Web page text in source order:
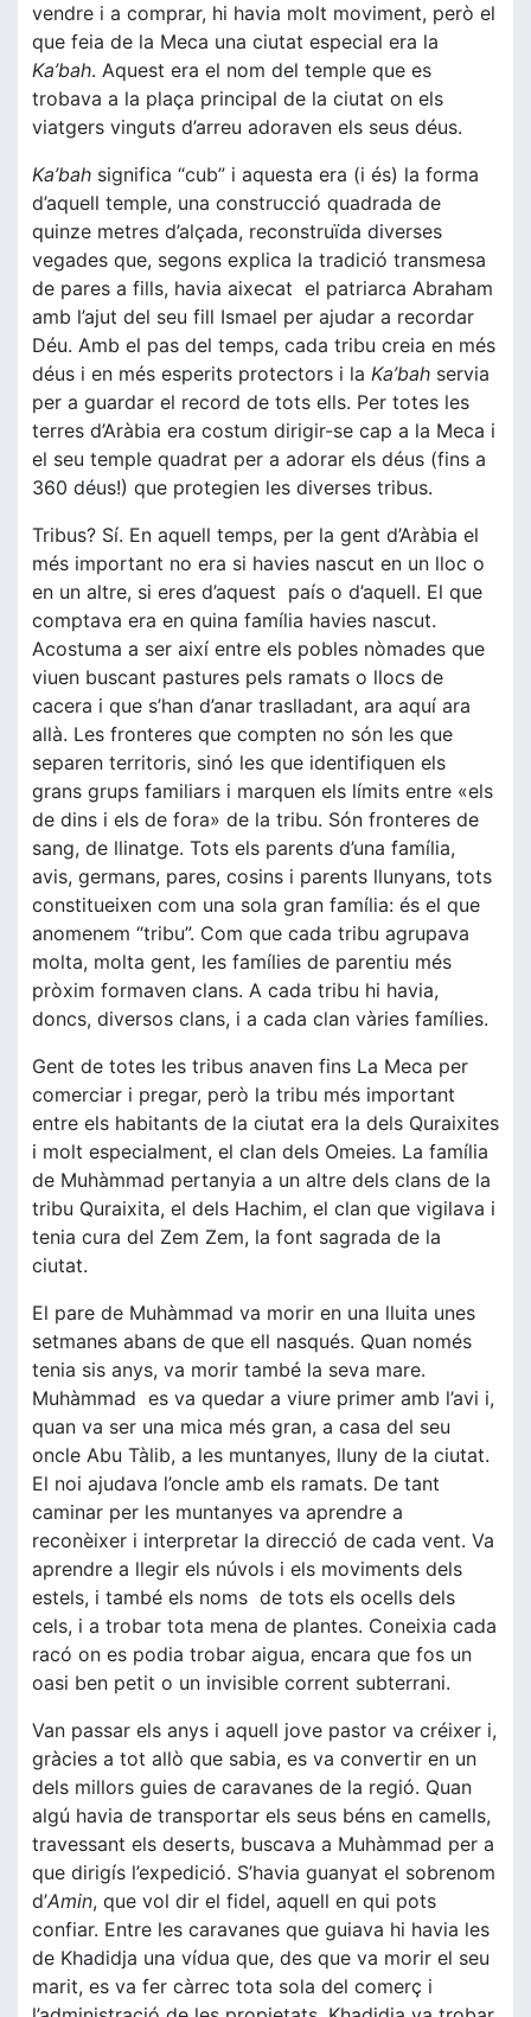
vendre i a comprar, hi havia molt moviment, però el
que feia de la Meca una ciutat especial era la
Ka’bah. Aquest era el nom del temple que es
trobava a la plaça principal de la ciutat on els
viatgers vinguts d’arreu adoraven els seus déus.
Ka’bah significa “cub” i aquesta era (i és) la forma
d’aquell temple, una construcció quadrada de
quinze metres d’alçada, reconstruïda diverses
vegades que, segons explica la tradició transmesa
de pares a fills, havia aixecat el patriarca Abraham
amb l’ajut del seu fill Ismael per ajudar a recordar
Déu. Amb el pas del temps, cada tribu creia en més
déus i en més esperits protectors i la Ka’bah servia
per a guardar el record de tots ells. Per totes les
terres d’Aràbia era costum dirigir-se cap a la Meca i
el seu temple quadrat per a adorar els déus (fins a
360 déus!) que protegien les diverses tribus.
Tribus? Sí. En aquell temps, per la gent d’Aràbia el
més important no era si havies nascut en un lloc o
en un altre, si eres d’aquest país o d’aquell. El que
comptava era en quina família havies nascut.
Acostuma a ser així entre els pobles nòmades que
viuen buscant pastures pels ramats o llocs de
cacera i que s’han d’anar traslladant, ara aquí ara
allà. Les fronteres que compten no són les que
separen territoris, sinó les que identifiquen els
grans grups familiars i marquen els límits entre «els
de dins i els de fora» de la tribu. Són fronteres de
sang, de llinatge. Tots els parents d’una família,
avis, germans, pares, cosins i parents llunyans, tots
constitueixen com una sola gran família: és el que
anomenem “tribu”. Com que cada tribu agrupava
molta, molta gent, les famílies de parentiu més
pròxim formaven clans. A cada tribu hi havia,
doncs, diversos clans, i a cada clan vàries famílies.
Gent de totes les tribus anaven fins La Meca per
comerciar i pregar, però la tribu més important
entre els habitants de la ciutat era la dels Quraixites
i molt especialment, el clan dels Omeies. La família
de Muhàmmad pertanyia a un altre dels clans de la
tribu Quraixita, el dels Hachim, el clan que vigilava i
tenia cura del Zem Zem, la font sagrada de la
ciutat.
El pare de Muhàmmad va morir en una lluita unes
setmanes abans de que ell nasqués. Quan només
tenia sis anys, va morir també la seva mare.
Muhàmmad es va quedar a viure primer amb l’avi i,
quan va ser una mica més gran, a casa del seu
oncle Abu Tàlib, a les muntanyes, lluny de la ciutat.
El noi ajudava l’oncle amb els ramats. De tant
caminar per les muntanyes va aprendre a
reconèixer i interpretar la direcció de cada vent. Va
aprendre a llegir els núvols i els moviments dels
estels, i també els noms de tots els ocells dels
cels, i a trobar tota mena de plantes. Coneixia cada
racó on es podia trobar aigua, encara que fos un
oasi ben petit o un invisible corrent subterrani.
Van passar els anys i aquell jove pastor va créixer i,
gràcies a tot allò que sabia, es va convertir en un
dels millors guies de caravanes de la regió. Quan
algú havia de transportar els seus béns en camells,
travessant els deserts, buscava a Muhàmmad per a
que dirigís l’expedició. S’havia guanyat el sobrenom
d’Amin, que vol dir el fidel, aquell en qui pots
confiar. Entre les caravanes que guiava hi havia les
de Khadidja una vídua que, des que va morir el seu
marit, es va fer càrrec tota sola del comerç i